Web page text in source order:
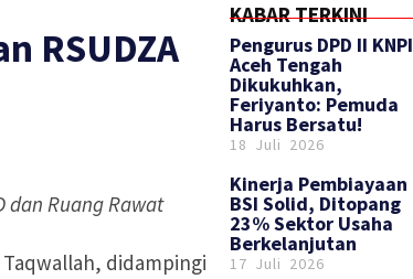
RSUDZA
dan Ruang Rawat
Taqwallah, didampingi
KABAR TERKINI
‎Pengurus DPD II KNPI
Aceh Tengah
Dikukuhkan,
Feriyanto: Pemuda
Harus Bersatu!
18 Juli 2026
Kinerja Pembiayaan
BSI Solid, Ditopang
23% Sektor Usaha
Berkelanjutan
17 Juli 2026